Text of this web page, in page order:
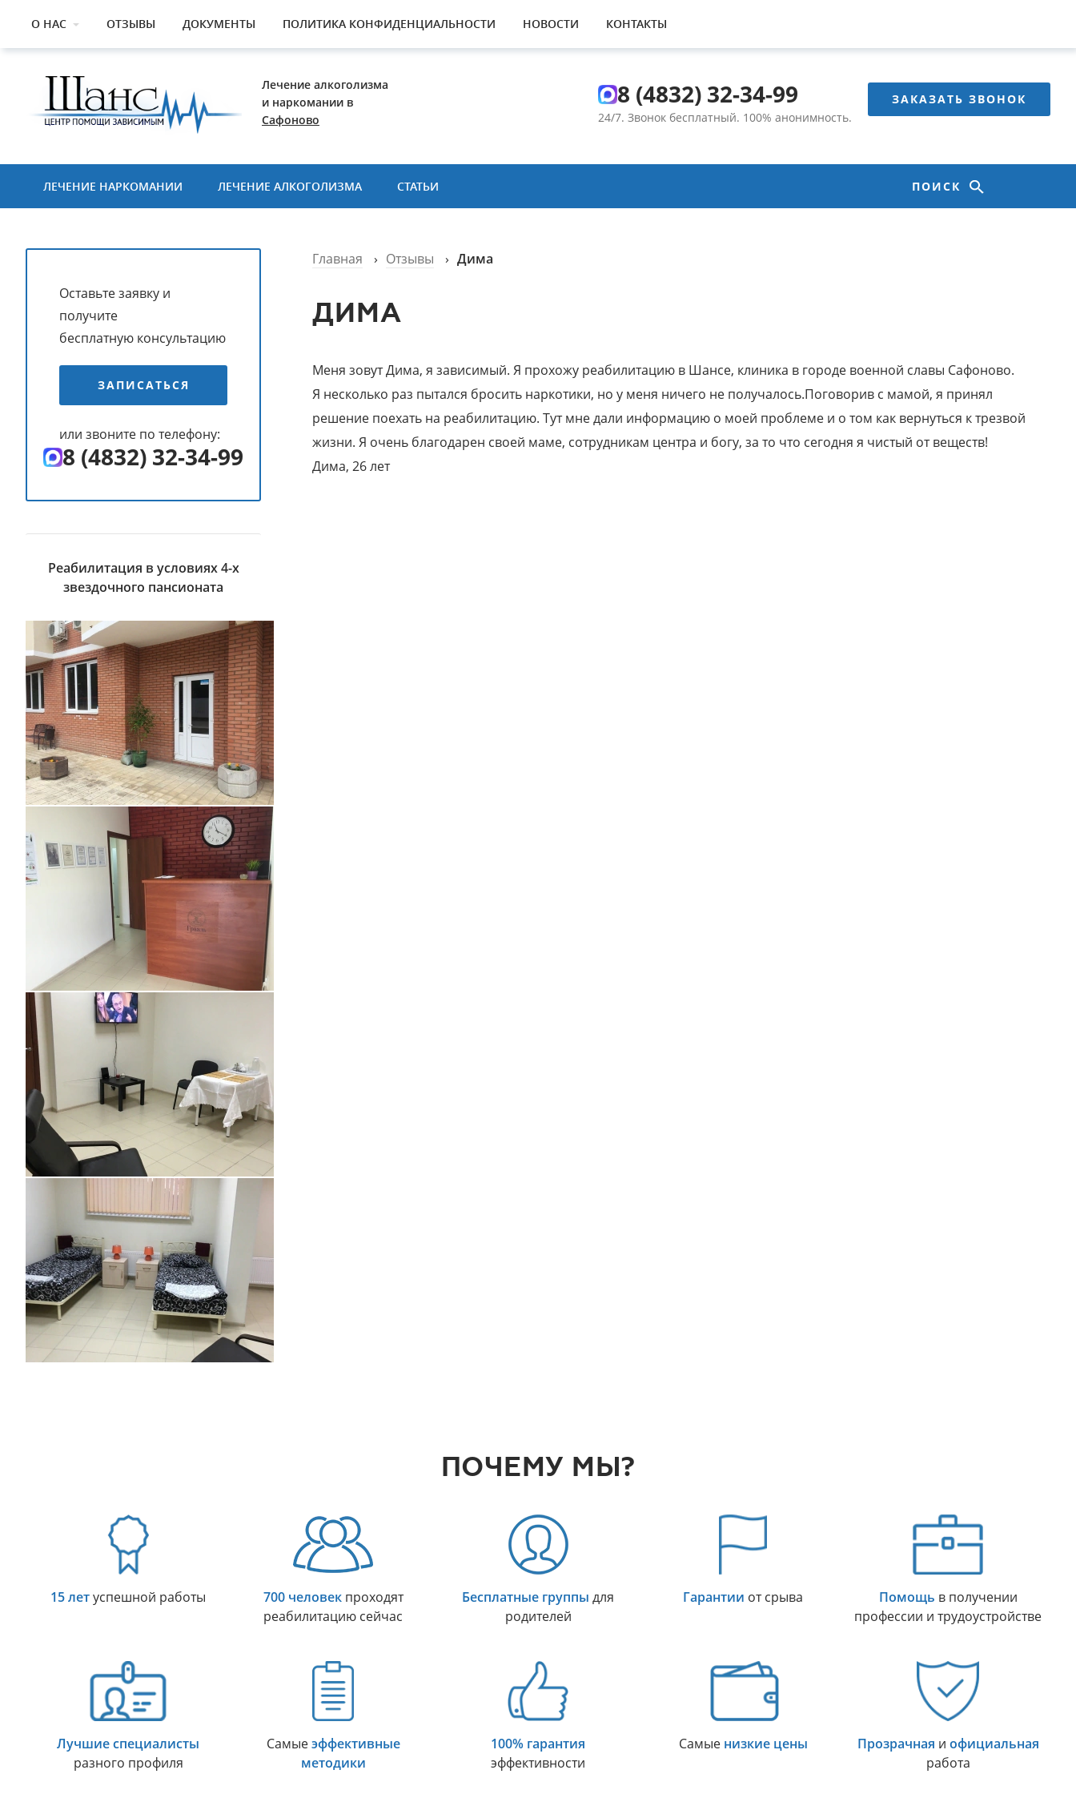
О НАС ОТЗЫВЫ ДОКУМЕНТЫ ПОЛИТИКА КОНФИДЕНЦИАЛЬНОСТИ НОВОСТИ КОНТАКТЫ
Лечение алкоголизма
и наркомании в
Сафоново
8 (4832) 32-34-99
24/7. Звонок бесплатный. 100% анонимность.
ЗАКАЗАТЬ ЗВОНОК
ЛЕЧЕНИЕ НАРКОМАНИИ ЛЕЧЕНИЕ АЛКОГОЛИЗМА СТАТЬИ ПОИСК
Главная › Отзывы › Дима
ДИМА
Меня зовут Дима, я зависимый. Я прохожу реабилитацию в Шансе, клиника в городе военной славы Сафоново.
Я несколько раз пытался бросить наркотики, но у меня ничего не получалось.Поговорив с мамой, я принял
решение поехать на реабилитацию. Тут мне дали информацию о моей проблеме и о том как вернуться к трезвой
жизни. Я очень благодарен своей маме, сотрудникам центра и богу, за то что сегодня я чистый от веществ!
Дима, 26 лет
Оставьте заявку и
получите
бесплатную консультацию
ЗАПИСАТЬСЯ
или звоните по телефону:
8 (4832) 32-34-99
Реабилитация в условиях 4-х
звездочного пансионата
ПОЧЕМУ МЫ?
15 летуспешной работы 700 человекпроходят
реабилитацию сейчас
Бесплатные группы для
родителей
Гарантии от срыва Помощь в получении
профессии и трудоустройстве
Лучшие специалисты
разного профиля
Самыеэффективные
методики
100% гарантия
эффективности
Самые низкие цены Прозрачная и официальная
работа